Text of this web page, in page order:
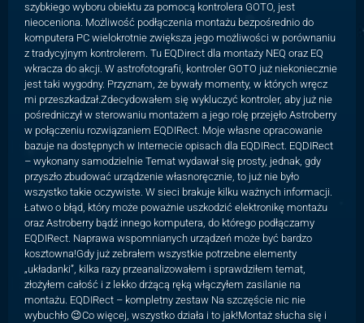
szybkiego wyboru obiektu za pomocą kontrolera GOTO, jest
nieoceniona. Możliwość podłączenia montażu bezpośrednio do
komputera PC wielokrotnie zwiększa jego możliwości w porównaniu
z tradycyjnym kontrolerem. Tu EQDirect dla montaży NEQ oraz EQ
wkracza do akcji. W astrofotografii, kontroler GOTO już niekoniecznie
jest taki wygodny. Przyznam, że bywały momenty, w których wręcz
mi przeszkadzał.Zdecydowałem się wykluczyć kontroler, aby już nie
pośredniczył w sterowaniu montażem a jego rolę przejęło Astroberry
w połączeniu rozwiązaniem EQDIRect. Moje własne opracowanie
bazuje na dostępnych w Internecie opisach dla EQDIRect. EQDIRect
– wykonany samodzielnie Temat wydawał się prosty, jednak, gdy
przyszło zbudować urządzenie własnoręcznie, to już nie było
wszystko takie oczywiste. W sieci brakuje kilku ważnych informacji.
Łatwo o błąd, który może poważnie uszkodzić elektronikę montażu
oraz Astroberry bądź innego komputera, do którego podłączamy
EQDIRect. Naprawa wspomnianych urządzeń może być bardzo
kosztowna!Gdy już zebrałem wszystkie potrzebne elementy
„układanki”, kilka razy przeanalizowałem i sprawdziłem temat,
złożyłem całość i z lekko drżącą ręką włączyłem zasilanie na
montażu. EQDIRect – kompletny zestaw Na szczęście nic nie
wybuchło 😉Co więcej, wszystko działa i to jak!Montaż słucha się i